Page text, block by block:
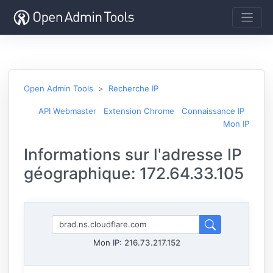
Open Admin Tools Recherche IP
API Webmaster Extension Chrome
Connaissance IP
Mon IP
Informations sur l'adresse IP
géographique: 172.64.33.105
Mon IP: 216.73.217.152